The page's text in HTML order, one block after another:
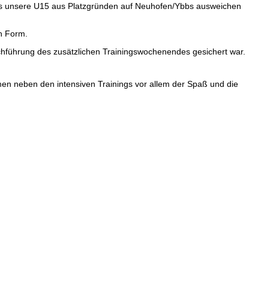
U15 aus Platzgründen auf Neuhofen/Ybbs ausweichen
Form.
des zusätzlichen Trainingswochenendes gesichert war.
neben den intensiven Trainings vor allem der Spaß und die